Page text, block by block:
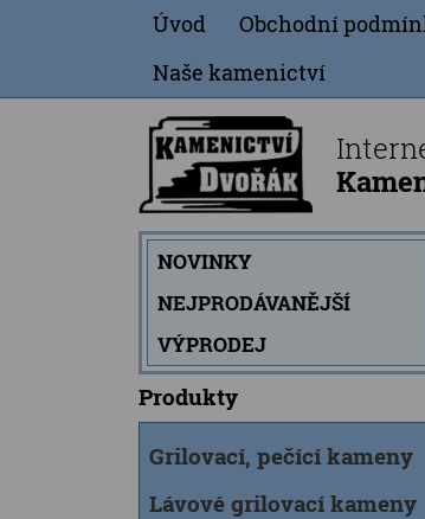
Úvod Obchodní
Naše kamenictví
NOVINKY
NEJPRODÁVANĚJŠÍ
VÝPRODEJ
Produkty
Grilovací, pečící kameny
Lávové grilovací kameny